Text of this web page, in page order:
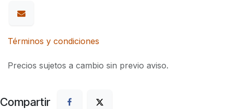
Términos y condiciones
Precios sujetos a cambio sin previo aviso.
Compartir